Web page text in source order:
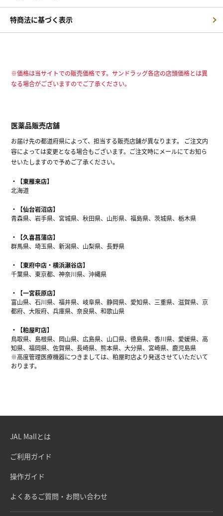
特商法に基づく表示
※価格は当サイトでの販売価格です。サンドラッグ各店の店頭価格とは異
なる場合がございますのでご了承ください。
医薬品販売店舗
お届け先の都道府県によって、担当する販売店舗が異なります。 ご注文内
容によっては変更となる場合もございます。ご注文時にメールにてお知ら
せいたしますので予めご了承ください。
【東雁来店】
北海道
【仙台岩沼店】
青森県、岩手県、宮城県、秋田県、山形県、福島県、茨城県、栃木県
【久喜菖蒲店】
群馬県、埼玉県、新潟県、山梨県、長野県
【東府中店・横浜瀬谷店】
千葉県、東京都、神奈川県、沖縄県
【一宮萩原店】
富山県、石川県、福井県、岐阜県、静岡県、愛知県、三重県、滋賀県、京
都府、大阪府、兵庫県、奈良県、和歌山県
【粕屋町店】
鳥取県、島根県、岡山県、広島県、山口県、徳島県、香川県、愛媛県、高
知県、福岡県、佐賀県、長崎県、熊本県、大分県、宮崎県、鹿児島県
※高度管理医療機器につきましては、粕屋町店より発送させていただいて
おります。
JAL Mallとは
ご利用ガイド
操作ガイド
よくあるご質問・お問い合わせ